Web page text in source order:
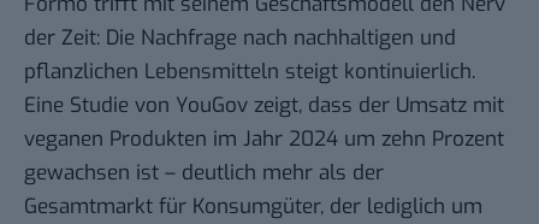
der Zeit: Die Nachfrage nach nachhaltigen und
pflanzlichen Lebensmitteln steigt kontinuierlich.
Eine Studie von YouGov zeigt, dass der Umsatz mit
veganen Produkten im Jahr 2024 um zehn Prozent
gewachsen ist – deutlich mehr als der
Gesamtmarkt für Konsumgüter, der lediglich um